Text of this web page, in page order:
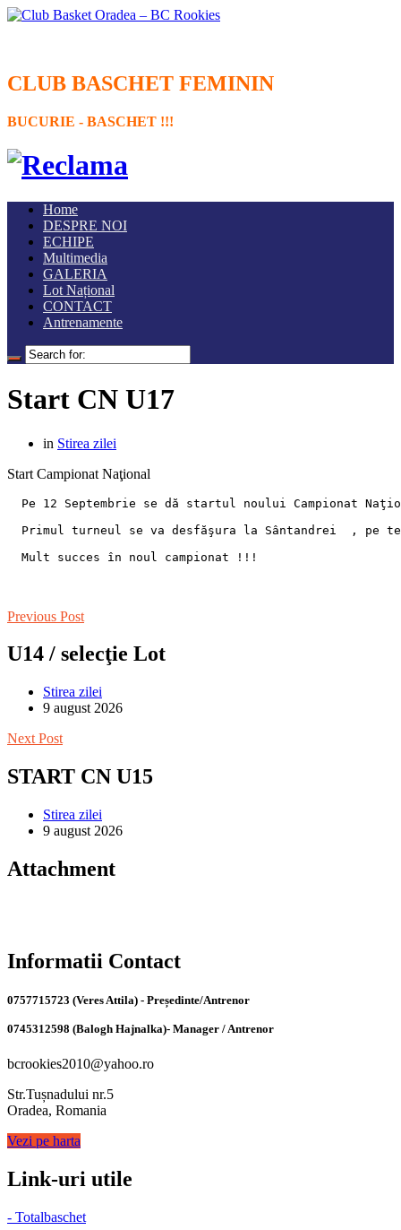
CLUB BASCHET FEMININ
BUCURIE - BASCHET !!!
Home
DESPRE NOI
ECHIPE
Multimedia
GALERIA
Lot Național
CONTACT
Antrenamente
Start CN U17
in Stirea zilei
Start Campionat Naţional
Pe 12 Septembrie se dă startul noului Campionat
Primul turneul se va desfăşura la Sântandrei  , pe
  Mult succes în noul campionat !!!
Previous Post
U14 / selecţie Lot
Stirea zilei
9 august 2026
Next Post
START CN U15
Stirea zilei
9 august 2026
Attachment
Informatii Contact
0757715723 (Veres Attila) - Președinte/Antrenor
0745312598 (Balogh Hajnalka)- Manager / Antrenor
bcrookies2010@yahoo.ro
Str.Tușnadului nr.5
Oradea, Romania
Vezi pe harta
Link-uri utile
- Totalbaschet